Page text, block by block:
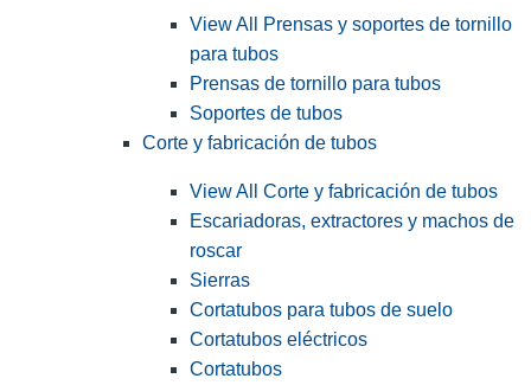
View All Prensas y soportes de tornillo
para tubos
Prensas de tornillo para tubos
Soportes de tubos
Corte y fabricación de tubos
View All Corte y fabricación de tubos
Escariadoras, extractores y machos de
roscar
Sierras
Cortatubos para tubos de suelo
Cortatubos eléctricos
Cortatubos